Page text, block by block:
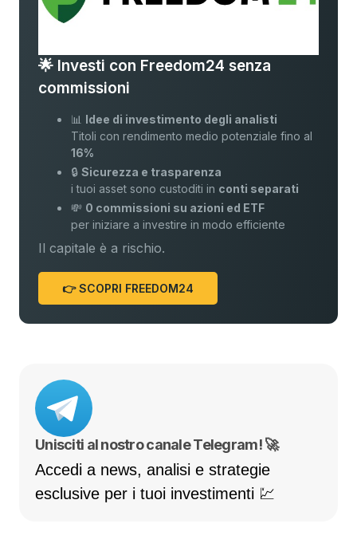
🌟 Investi con Freedom24 senza
commissioni
📊 Idee di investimento degli analisti
Titoli con rendimento medio potenziale fino al
16%
🔒Sicurezza e trasparenza
i tuoi asset sono custoditi in conti separati
💸 0 commissioni su azioni ed ETF
per iniziare a investire in modo efficiente
Il capitale è a rischio.
👉 SCOPRI FREEDOM24
Unisciti al nostro canale Telegram! 🚀
Accedi a news, analisi e strategie
esclusive per i tuoi investimenti 💹